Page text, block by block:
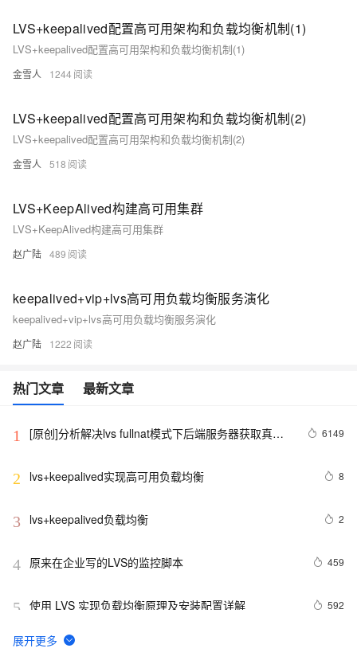
LVS+keepalived配置高可用架构和负载均衡机制(1)
LVS+keepalived配置高可用架构和负载均衡机制(1)
金雪人 1244
LVS+keepalived配置高可用架构和负载均衡机制(2)
LVS+keepalived配置高可用架构和负载均衡机制(2)
金雪人 518
LVS+KeepAlived构建高可用集群
LVS+KeepAlived构建高可用集群
赵广陆 489
keepalived+vip+lvs高可用负载均衡服务演化
keepalived+vip+lvs高可用负载均衡服务演化
赵广陆 1222
热门文章 最新文章
1
[原创]分析解决lvs fullnat模式下后端服务器获取真实
6149
2 lvs+keepalived实现高可用负载均衡 8
3 lvs+keepalived负载均衡 2
4 原来在企业写的LVS的监控脚本 459
5 使用 LVS 实现负载均衡原理及安装配置详解 592
6 重启fastdfs脚本，前端lvs